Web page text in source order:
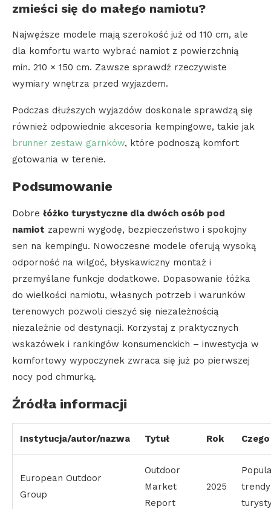
zmieści się do małego namiotu?
Najwęższe modele mają szerokość już od 110 cm, ale
dla komfortu warto wybrać namiot z powierzchnią
min. 210 × 150 cm. Zawsze sprawdź rzeczywiste
wymiary wnętrza przed wyjazdem.
Podczas dłuższych wyjazdów doskonale sprawdzą się
również odpowiednie akcesoria kempingowe, takie jak
brunner zestaw garnków, które podnoszą komfort
gotowania w terenie.
Podsumowanie
Dobre łóżko turystyczne dla dwóch osób pod
namiot zapewni wygodę, bezpieczeństwo i spokojny
sen na kempingu. Nowoczesne modele oferują wysoką
odporność na wilgoć, błyskawiczny montaż i
przemyślane funkcje dodatkowe. Dopasowanie łóżka
do wielkości namiotu, własnych potrzeb i warunków
terenowych pozwoli cieszyć się niezależnością
niezależnie od destynacji. Korzystaj z praktycznych
wskazówek i rankingów konsumenckich – inwestycja w
komfortowy wypoczynek zwraca się już po pierwszej
nocy pod chmurką.
Źródła informacji
Instytucja/autor/nazwa Tytuł Rok
European Outdoor
Group
Outdoor
Market
Report
2025